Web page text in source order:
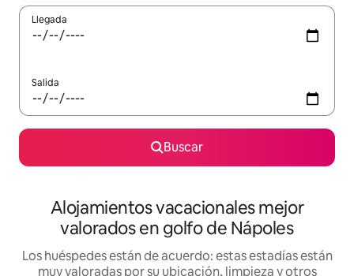
Llegada
Salida
Buscar
Alojamientos vacacionales mejor
valorados en golfo de Nápoles
Los huéspedes están de acuerdo: estas estadías están
muy valoradas por su ubicación, limpieza y otros